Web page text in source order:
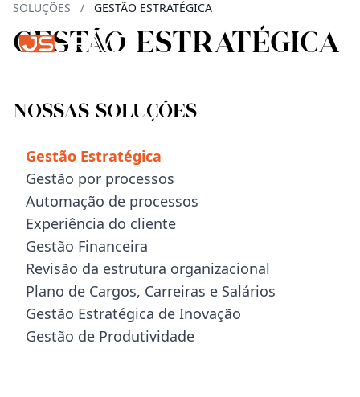
SOLUÇÕES / GESTÃO ESTRATÉGICA
GESTÃO ESTRATÉGICA
Nossas Soluções
Gestão Estratégica
Gestão por processos
Automação de processos
Experiência do cliente
Gestão Financeira
Revisão da estrutura organizacional
Plano de Cargos, Carreiras e Salários
Gestão Estratégica de Inovação
Gestão de Produtividade